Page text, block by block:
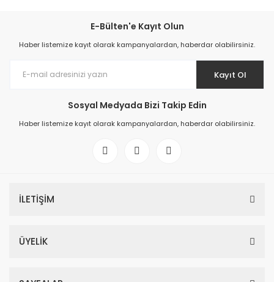
E-Bülten'e Kayıt Olun
Haber listemize kayıt olarak kampanyalardan, haberdar olabilirsiniz.
Kayıt Ol
Sosyal Medyada Bizi Takip Edin
Haber listemize kayıt olarak kampanyalardan, haberdar olabilirsiniz.
İLETİŞİM
ÜYELİK